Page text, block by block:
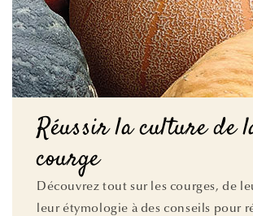
Réussir la culture de
courge
Découvrez tout sur les courges, de
leur étymologie à des conseils pour